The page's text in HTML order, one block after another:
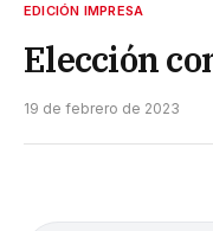
EDICIÓN IMPRESA
Elección
19 de febrero de 2023